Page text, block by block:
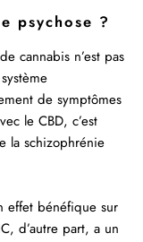
psychose ?
cannabis n’est pas
de symptômes
le CBD, c’est
la schizophrénie
effet bénéfique sur
d’autre part, a un